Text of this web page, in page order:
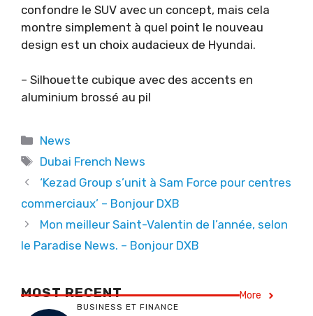
confondre le SUV avec un concept, mais cela
montre simplement à quel point le nouveau
design est un choix audacieux de Hyundai.
– Silhouette cubique avec des accents en
aluminium brossé au pil
Categories
News
Tags
Dubai French News
‘Kezad Group s’unit à Sam Force pour centres
commerciaux’ – Bonjour DXB
Mon meilleur Saint-Valentin de l’année, selon
le Paradise News. – Bonjour DXB
MOST RECENT More
BUSINESS ET FINANCE